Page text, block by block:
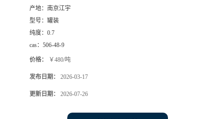
产地： 南京江宇
型号： 罐装
纯度： 0.7
cas： 506-48-9
价格： ￥480/吨
发布日期： 2026-03-17
更新日期： 2026-07-26